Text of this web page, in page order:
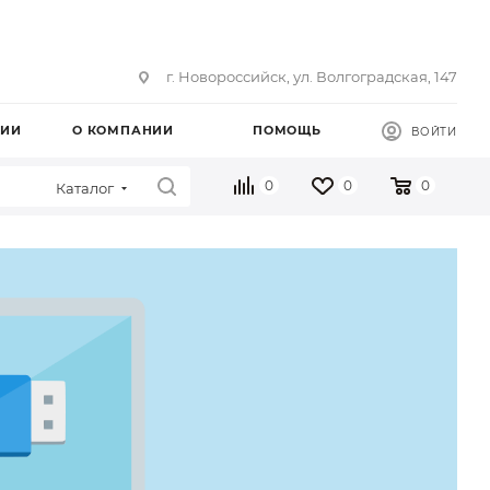
г. Новороссийск, ул. Волгоградская, 147
О КОМПАНИИ ПОМОЩЬ ВОЙТИ
0 0 0
Каталог